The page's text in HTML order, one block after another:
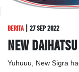
berita | 27 Sep 2022
New
Yuhuuu, New Sigra